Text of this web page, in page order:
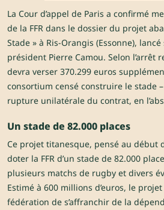
La Cour d’appel de Paris a confirmé
de la FFR dans le dossier du projet
Stade » à Ris-Orangis (Essonne), lancé
président Pierre Camou. Selon l’arrêt
devra verser 370.299 euros
consortium censé construire le stade
rupture unilatérale du contrat, en
Un stade de 82.000 places
Ce projet titanesque, pensé au début
doter la FFR d’un stade de 82.000
plusieurs matchs de rugby et divers
Estimé à 600 millions d’euros, le
fédération de s’affranchir de la